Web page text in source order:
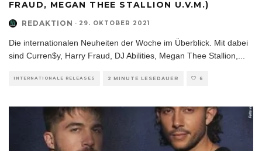
FRAUD, MEGAN THEE STALLION U.V.M.)
REDAKTION · 29. OKTOBER 2021
Die internationalen Neuheiten der Woche im Überblick. Mit dabei
sind Curren$y, Harry Fraud, DJ Abilities, Megan Thee Stallion,...
INTERNATIONALE RELEASES 2 MINUTE LESEDAUER 6